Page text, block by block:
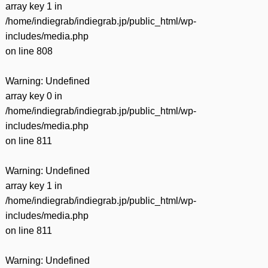
array key 1 in
/home/indiegrab/indiegrab.jp/public_html/wp-
includes/media.php
on line 808
Warning: Undefined
array key 0 in
/home/indiegrab/indiegrab.jp/public_html/wp-
includes/media.php
on line 811
Warning: Undefined
array key 1 in
/home/indiegrab/indiegrab.jp/public_html/wp-
includes/media.php
on line 811
Warning: Undefined